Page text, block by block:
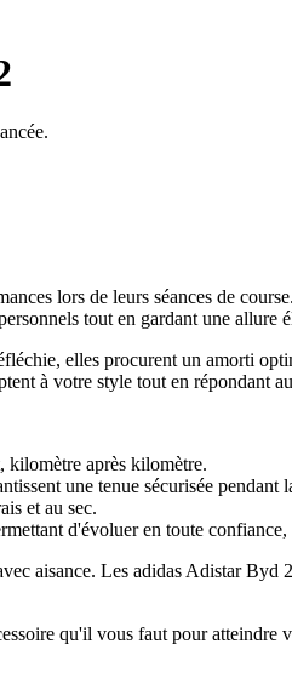
lors de leurs séances de
tout en gardant une allure
elles procurent un amorti
à votre style tout en répondant
kilomètre après kilomètre.
une tenue sécurisée pendant
et au sec.
d'évoluer en toute
aisance. Les adidas Adistar
qu'il vous faut pour